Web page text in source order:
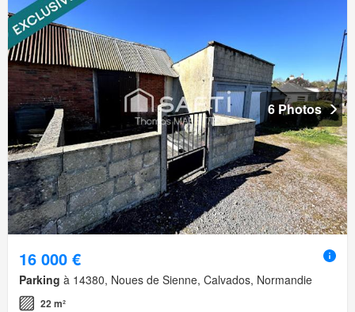
6 Photos
16 000 €
Parking à 14380, Noues de Sienne, Calvados, Normandie
22 m²